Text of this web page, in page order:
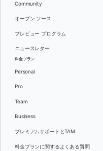
Community
オープン ソース
プレビュー プログラム
ニュースレター
料金プラン
Personal
Pro
Team
Business
プレミアムサポートとTAM
料金プランに関するよくある質問